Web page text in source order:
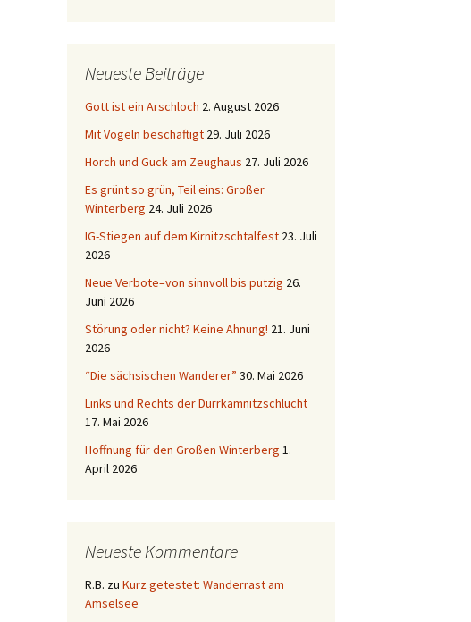
Neueste Beiträge
Gott ist ein Arschloch 2. August 2026
Mit Vögeln beschäftigt 29. Juli 2026
Horch und Guck am Zeughaus 27. Juli 2026
Es grünt so grün, Teil eins: Großer
Winterberg 24. Juli 2026
IG-Stiegen auf dem Kirnitzschtalfest 23. Juli
2026
Neue Verbote–von sinnvoll bis putzig 26.
Juni 2026
Störung oder nicht? Keine Ahnung! 21. Juni
2026
“Die sächsischen Wanderer” 30. Mai 2026
Links und Rechts der Dürrkamnitzschlucht
17. Mai 2026
Hoffnung für den Großen Winterberg 1.
April 2026
Neueste Kommentare
R.B. zu Kurz getestet: Wanderrast am
Amselsee